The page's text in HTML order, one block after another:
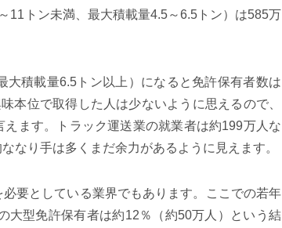
11トン未満、最大積載量4.5～6.5トン）は585万
大積載量6.5トン以上）になると免許保有者数は
本位で取得した人は少ないように思えるので、
ます。トラック運送業の就業者は約199万人な
なり手は多くまだ余力があるように見えます。
要としている業界でもあります。ここでの若年
大型免許保有者は約12％（約50万人）という結